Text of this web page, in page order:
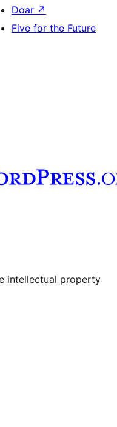
Doar ↗
Five for the Future
de Tumblr
intellectual property